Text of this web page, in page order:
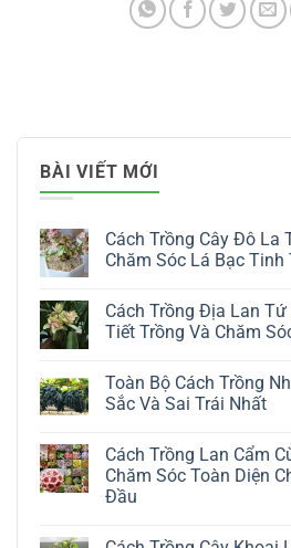
BÀI VIẾT MỚI
Cách Trồng Cây Đô La
Chăm Sóc Lá Bạc Tinh
bình
luận
Cây
Đô
La
Thuật
Chăm
Sóc
Lá
Tế
Cách Trồng Địa Lan
Tiết Trồng Và Chăm
bình
luận
ở
Địa
Lan
Tứ
Thời:
Chi
Toàn Bộ Cách Trồng
Sắc Và Sai Trái Nhất
bình
luận
ở
Toàn
Trồng
Cách Trồng Lan Cẩm
Chăm Sóc Toàn Diện
Đầu